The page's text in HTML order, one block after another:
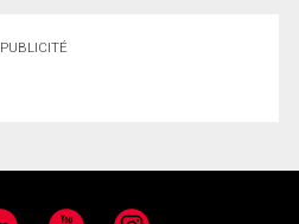
PUBLICITÉ